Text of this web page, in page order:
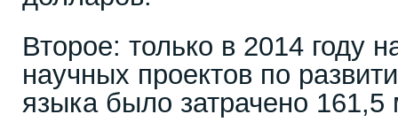
Второе: только в 2014 году
научных проектов по
языка было затрачено 161,5